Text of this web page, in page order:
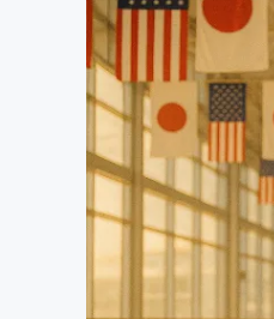
アー
テク
映像
ビ
ま